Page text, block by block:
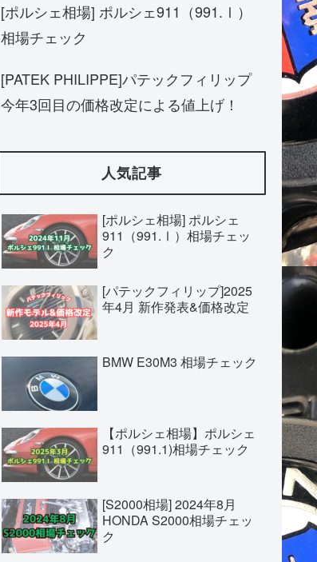
[ポルシェ相場] ポルシェ911（991.Ⅰ）
相場チェック
[PATEK PHILIPPE]パテックフィリップ
今年3回目の価格改定による値上げ！
人気記事
[ポルシェ相場] ポルシェ
911（991.Ⅰ）相場チェッ
ク
[パテックフィリップ]2025
年4月 新作発表&価格改定
BMW E30M3 相場チェック
【ポルシェ相場】ポルシェ
911（991.1)相場チェック
[S2000相場] 2024年8月
HONDA S2000相場チェッ
ク